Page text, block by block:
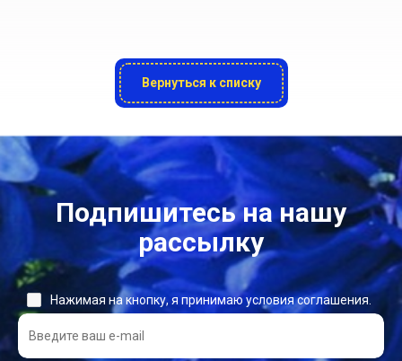
Вернуться к списку
Подпишитесь на нашу
рассылку
Нажимая на кнопку, я принимаю условия соглашения.